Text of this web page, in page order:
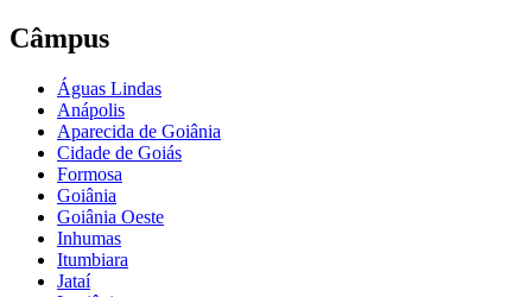
Câmpus
Águas Lindas
Anápolis
Aparecida de Goiânia
Cidade de Goiás
Formosa
Goiânia
Goiânia Oeste
Inhumas
Itumbiara
Jataí